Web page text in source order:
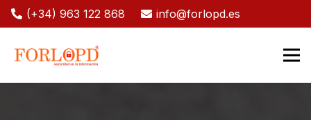
(+34) 963 122 868 info@forlopd.es